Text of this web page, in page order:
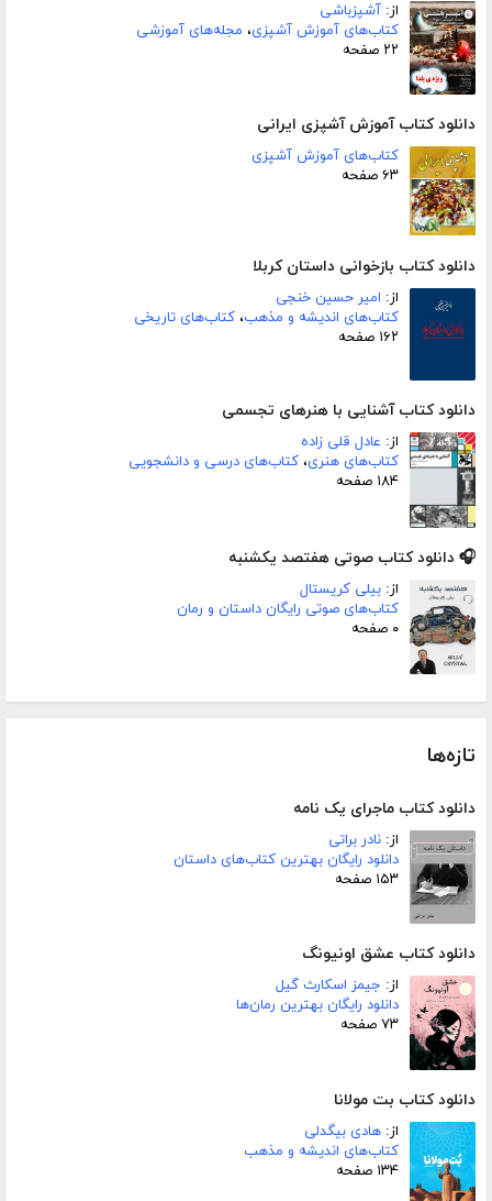
از: آشپزباشی
کتاب‌های آموزش آشپزی، مجله‌های آموزشی
۲۲ صفحه
دانلود کتاب آموزش آشپزی ایرانی
کتاب‌های آموزش آشپزی
۶۳ صفحه
دانلود کتاب بازخوانی داستان کربلا
از: امیر حسین خنجی
کتاب‌های اندیشه و مذهب، کتاب‌های تاریخی
۱۶۲ صفحه
دانلود کتاب آشنایی با هنرهای تجسمی
از: عادل قلی زاده
کتاب‌های هنری، کتاب‌های درسی و دانشجویی
۱۸۴ صفحه
🎧 دانلود کتاب صوتی هفتصد یکشنبه
از: بیلی کریستال
کتاب‌های صوتی رایگان داستان و رمان
۰ صفحه
تازه‌ها
دانلود کتاب ماجرای یک نامه
از: نادر براتی
دانلود رایگان بهترین کتاب‌های داستان
۱۵۳ صفحه
دانلود کتاب عشق اونیونگ
از: جیمز اسکارث گیل
دانلود رایگان بهترین رمان‌ها
۷۳ صفحه
دانلود کتاب بت مولانا
از: هادی بیگدلی
کتاب‌های اندیشه و مذهب
۱۳۴ صفحه